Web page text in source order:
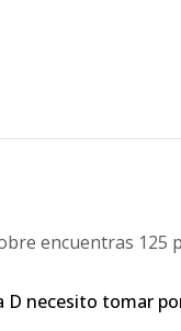
encuentras 125
D necesito tomar